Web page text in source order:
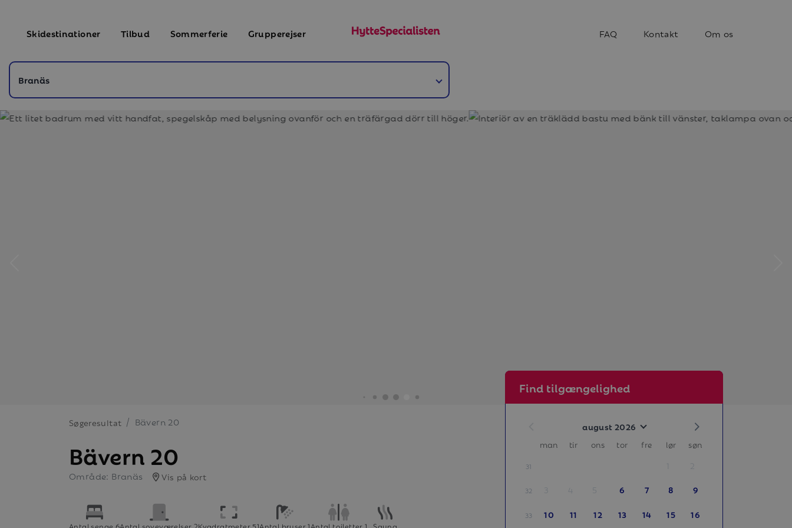
Skidestinationer Tilbud Sommerferie Grupperejser FAQ Kontakt Om os
Søgeresultat Bävern 20
Bävern 20
Område: Branäs Vis på kort
Antal senge 6Antal soveværelser 2Kvadratmeter 51Antal bruser 1Antal toiletter 1 Sauna
Find tilgængelighed
august 2026
man tir ons tor fre lør søn
31 2
32 3 4 5 6 7 8 9
33 10 11 12 13 14 15 16